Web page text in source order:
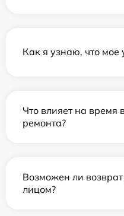
Как я узнаю, что мое
Что влияет на время
ремонта?
Возможен ли возврат
лицом?